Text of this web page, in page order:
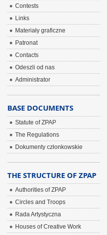
Contests
Links
Materiały graficzne
Patronat
Contacts
Odeszli od nas
Administrator
BASE DOCUMENTS
Statute of ZPAP
The Regulations
Dokumenty członkowskie
THE STRUCTURE OF ZPAP
Authorities of ZPAP
Circles and Troops
Rada Artystyczna
Houses of Creative Work